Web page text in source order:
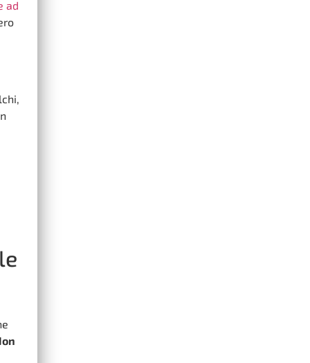
ad